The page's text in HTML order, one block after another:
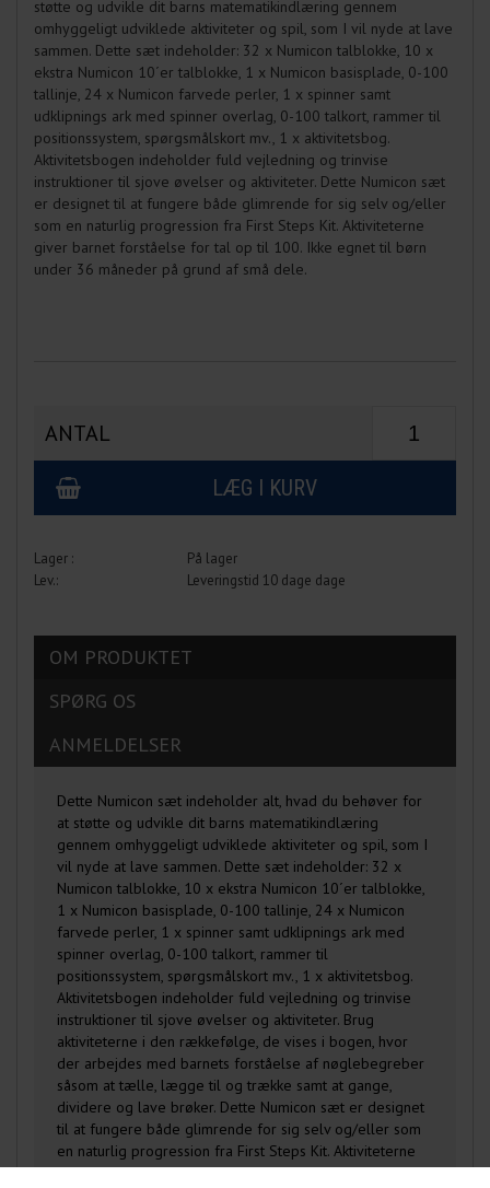
støtte og udvikle dit barns matematikindlæring gennem
omhyggeligt udviklede aktiviteter og spil, som I vil nyde at lave
sammen. Dette sæt indeholder: 32 x Numicon talblokke, 10 x
ekstra Numicon 10´er talblokke, 1 x Numicon basisplade, 0-100
tallinje, 24 x Numicon farvede perler, 1 x spinner samt
udklipnings ark med spinner overlag, 0-100 talkort, rammer til
positionssystem, spørgsmålskort mv., 1 x aktivitetsbog.
Aktivitetsbogen indeholder fuld vejledning og trinvise
instruktioner til sjove øvelser og aktiviteter. Dette Numicon sæt
er designet til at fungere både glimrende for sig selv og/eller
som en naturlig progression fra First Steps Kit. Aktiviteterne
giver barnet forståelse for tal op til 100. Ikke egnet til børn
under 36 måneder på grund af små dele.
ANTAL
På lager
Leveringstid 10 dage dage
OM PRODUKTET
SPØRG OS
ANMELDELSER
Dette Numicon sæt indeholder alt, hvad du behøver for
at støtte og udvikle dit barns matematikindlæring
gennem omhyggeligt udviklede aktiviteter og spil, som I
vil nyde at lave sammen. Dette sæt indeholder: 32 x
Numicon talblokke, 10 x ekstra Numicon 10´er talblokke,
1 x Numicon basisplade, 0-100 tallinje, 24 x Numicon
farvede perler, 1 x spinner samt udklipnings ark med
spinner overlag, 0-100 talkort, rammer til
positionssystem, spørgsmålskort mv., 1 x aktivitetsbog.
Aktivitetsbogen indeholder fuld vejledning og trinvise
instruktioner til sjove øvelser og aktiviteter. Brug
aktiviteterne i den rækkefølge, de vises i bogen, hvor
der arbejdes med barnets forståelse af nøglebegreber
såsom at tælle, lægge til og trække samt at gange,
dividere og lave brøker. Dette Numicon sæt er designet
til at fungere både glimrende for sig selv og/eller som
en naturlig progression fra First Steps Kit. Aktiviteterne
giver barnet forståelse for tal op til 100. Ikke egnet til